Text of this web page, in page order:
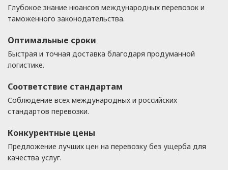
Глубокое знание нюансов международных перевозок и
таможенного законодательства.
Оптимальные сроки
Быстрая и точная доставка благодаря продуманной
логистике.
Соответствие стандартам
Соблюдение всех международных и российских
стандартов перевозки.
Конкурентные цены
Предложение лучших цен на перевозку без ущерба для
качества услуг.